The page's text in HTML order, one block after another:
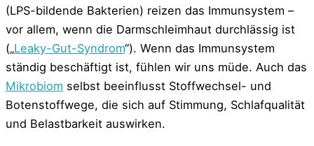
(LPS-bildende Bakterien) reizen das Immunsystem –
vor allem, wenn die Darmschleimhaut durchlässig ist
(„Leaky-Gut-Syndrom“). Wenn das Immunsystem
ständig beschäftigt ist, fühlen wir uns müde. Auch das
Mikrobiom selbst beeinflusst Stoffwechsel- und
Botenstoffwege, die sich auf Stimmung, Schlafqualität
und Belastbarkeit auswirken.